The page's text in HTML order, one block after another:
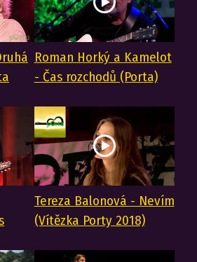
Roman Horký a Kamelot
- Čas rozchodů (Porta)
Tereza Balonová - Nevím
(Vítězka Porty 2018)